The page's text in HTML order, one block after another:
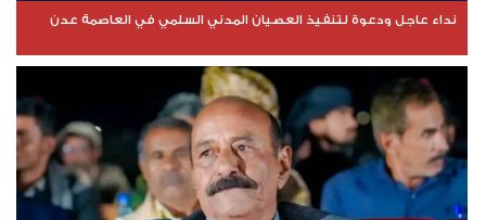
نداء عاجل ودعوة لتنفيذ العصيان المدني السلمي في العاصمة عدن